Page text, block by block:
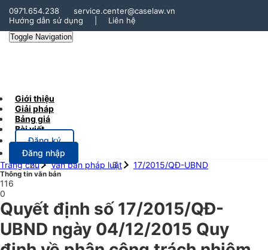
0971.654.238
service.center@caselaw.vn
Hướng dẫn sử dụng
Liên hệ
Toggle Navigation
Giới thiệu
Giải pháp
Bảng giá
Bài viết
Đăng ký
Đăng nhập
Trang chủ
Văn bản pháp luật 17/2015/QĐ-UBND
Thông tin văn bản
116
0
Quyết định số 17/2015/QĐ-
UBND ngày 04/12/2015 Quy